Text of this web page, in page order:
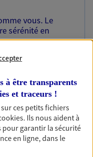
vous. Le
sérénité en
coeur.
LIGNE
de la Vie
en herbe
n'est à l'abri d'un
Protection
à être transparents
et traceurs !
ces petits fichiers
. Ils nous aident à
garantir la sécurité
en ligne, dans le